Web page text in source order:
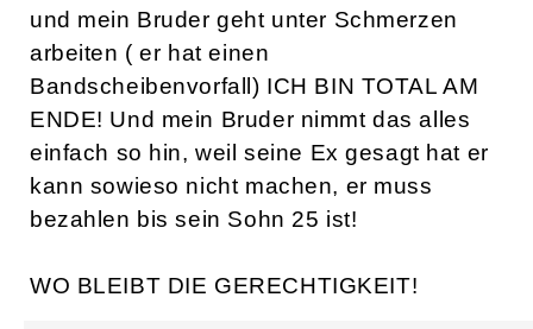
und mein Bruder geht unter Schmerzen
arbeiten ( er hat einen
Bandscheibenvorfall) ICH BIN TOTAL AM
ENDE! Und mein Bruder nimmt das alles
einfach so hin, weil seine Ex gesagt hat er
kann sowieso nicht machen, er muss
bezahlen bis sein Sohn 25 ist!
WO BLEIBT DIE GERECHTIGKEIT!